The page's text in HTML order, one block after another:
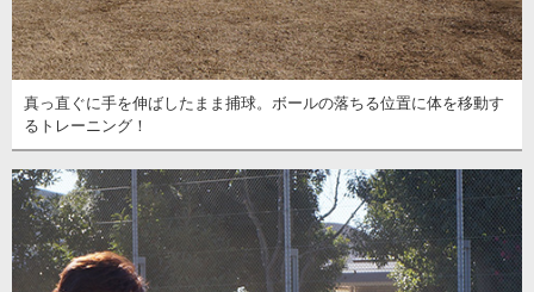
真っ直ぐに手を伸ばしたまま捕球。ボールの落ちる位置に体を移動す
るトレーニング！